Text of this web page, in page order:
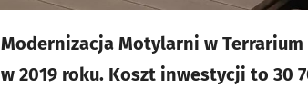
Modernizacja Motylarni w
w 2019 roku. Koszt inwestycji to 30